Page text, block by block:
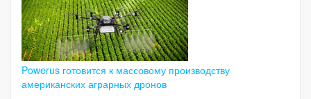
Powerus готовится к массовому производству
американских аграрных дронов